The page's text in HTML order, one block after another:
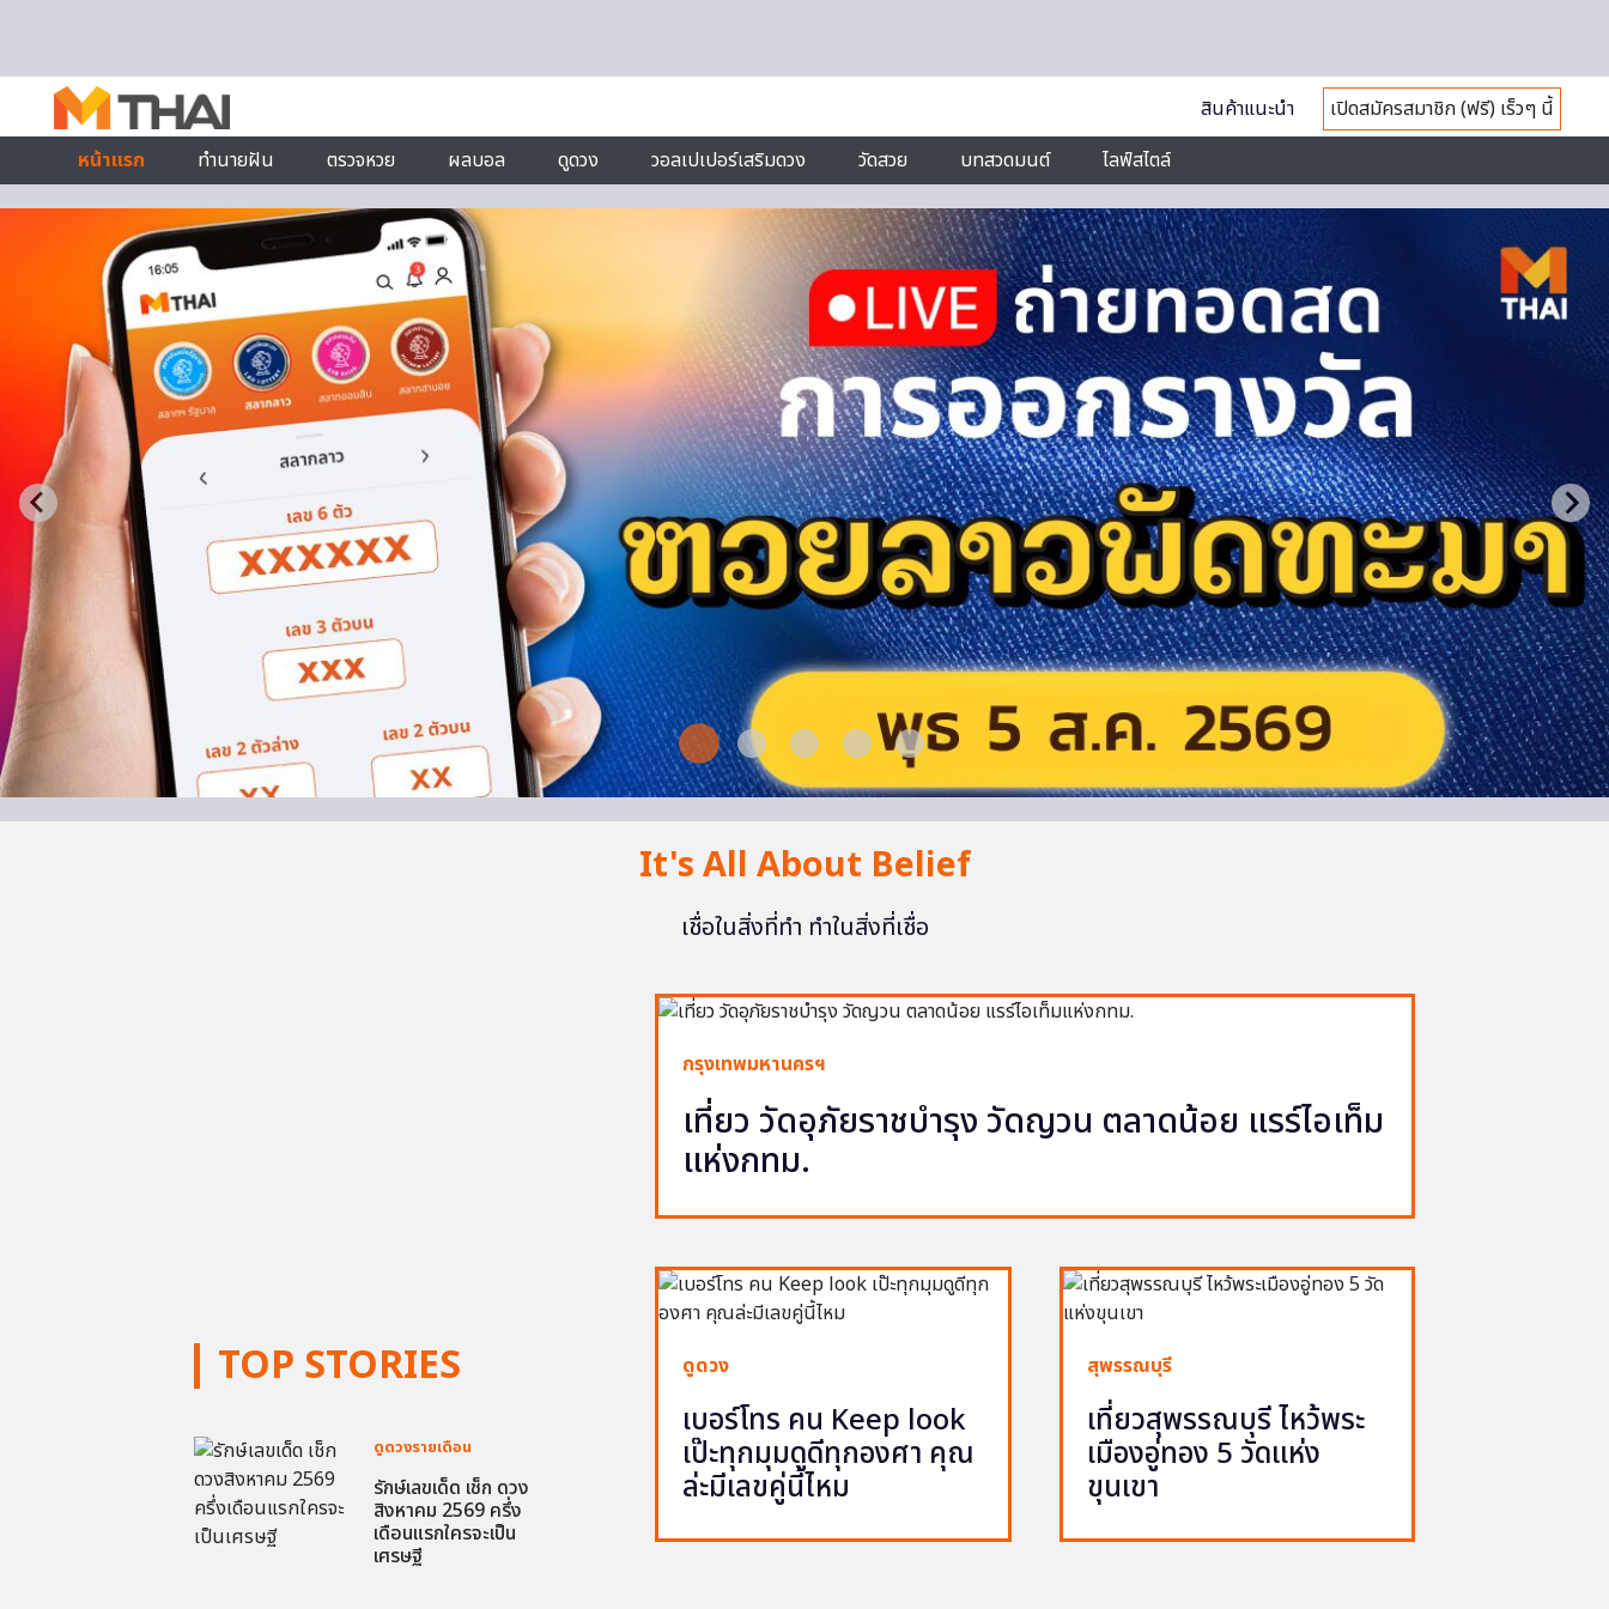
สินค้าแนะนำ
เปิดสมัครสมาชิก (ฟรี) เร็วๆ นี้
หน้าแรก
ทำนายฝัน ตรวจหวย ผลบอล ดูดวง วอลเปเปอร์เสริมดวง วัดสวย บทสวดมนต์ ไลฟ์สไตล์
It's All About Belief
เชื่อในสิ่งที่ทำ ทำในสิ่งที่เชื่อ
TOP STORIES
ดูดวงรายเดือน
รักษ์เลขเด็ด เช็ก ดวง
สิงหาคม 2569 ครึ่ง
เดือนแรกใครจะเป็น
เศรษฐี
กรุงเทพมหานครฯ
เที่ยว วัดอุภัยราชบำรุง วัดญวน ตลาดน้อย แรร์ไอเท็ม
แห่งกทม.
ดูดวง
เบอร์โทร คน Keep look
เป๊ะทุกมุมดูดีทุกองศา คุณ
ล่ะมีเลขคู่นี้ไหม
สุพรรณบุรี
เที่ยวสุพรรณบุรี ไหว้พระ
เมืองอู่ทอง 5 วัดแห่ง
ขุนเขา